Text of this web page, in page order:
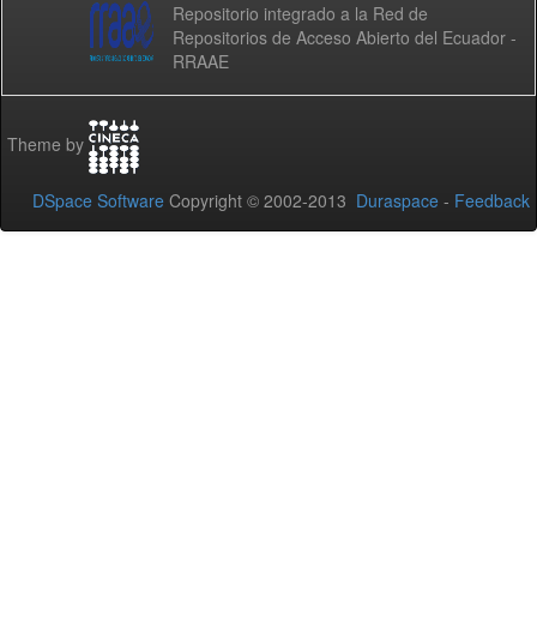
Repositorio integrado a la Red de
Repositorios de Acceso Abierto del Ecuador -
RRAAE
Theme by
DSpace Software Copyright © 2002-2013 Duraspace - Feedback